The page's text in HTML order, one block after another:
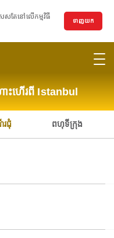
សតែនៅលើកម្មវិធី
ទាញយក
ះហើរពី Istanbul
រជុំ ពហុទីក្រុង